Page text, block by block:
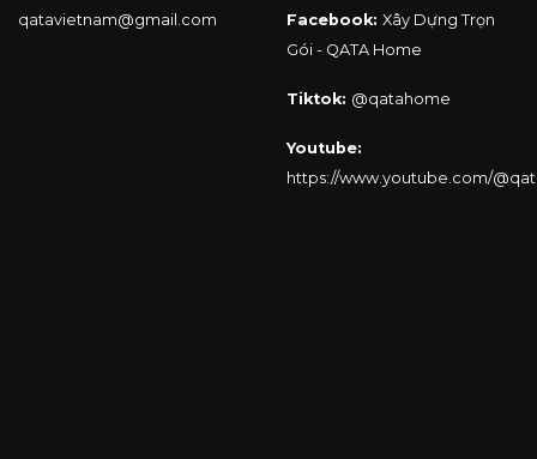
qatavietnam@gmail.com
Facebook: Xây Dựng Trọn
Gói - QATA Home
Tiktok: @qatahome
Youtube:
https://www.youtube.com/